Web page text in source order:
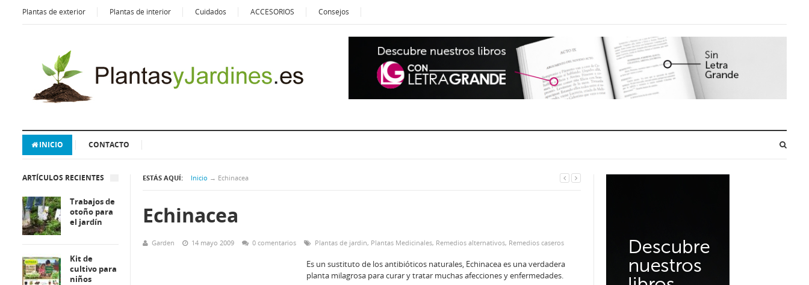
Plantas de exterior Plantas de interior Cuidados ACCESORIOS Consejos
INICIO CONTACTO
ESTÁS AQUÍ: Inicio → Echinacea
Echinacea
Garden 14 mayo 2009 0 comentarios Plantas de jardin, Plantas Medicinales, Remedios alternativos, Remedios caseros
Es un sustituto de los antibióticos naturales, Echinacea es una verdadera
planta milagrosa para curar y tratar muchas afecciones y enfermedades.
ARTÍCULOS RECIENTES
Trabajos de
otoño para
el jardín
Kit de
cultivo para
niños